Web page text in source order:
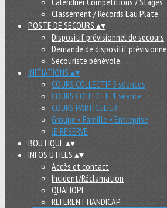
Classement / Records Eau Plate
POSTE DE SECOURS ▴▾
Dispositif prévisionnel de secours
Demande de dispositif
Secouriste bénévole
INITIATIONS ▴▾
COURS COLLECTIF 5 séances
COURS COLLECTIF 1 séance
COURS PARTICULIER
Groupe • Famille • Entreprise
JE RESERVE
BOUTIQUE ▴▾
INFOS UTILES ▴▾
Accès et contact
Incident/Réclamation
QUALIOPI
REFERENT HANDICAP